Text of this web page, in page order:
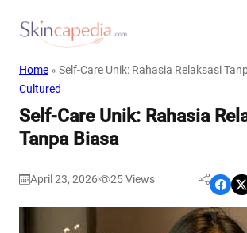
Home » Self-Care Unik: Rahasia Relaksasi
Cultured
Self-Care Unik: Rahasia
Tanpa Biasa
April 23, 2026 25Views Share on Facebook Share on X